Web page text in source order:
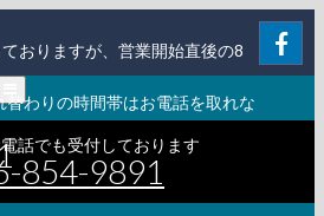
おりますが、営業開始直後の8
わりの時間帯はお電話を取れな
話でも受付しております
854-9891